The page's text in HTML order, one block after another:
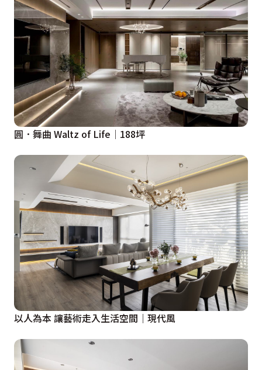
圓．舞曲 Waltz of Life│188坪
以人為本 讓藝術走入生活空間｜現代風